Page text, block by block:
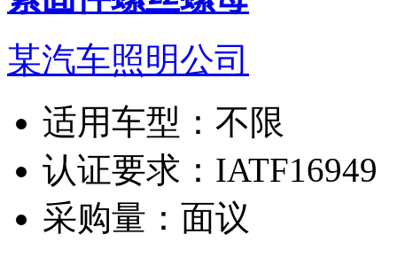
某汽车照明公司
适用车型： 不限
认证要求： IATF16949
采购量： 面议